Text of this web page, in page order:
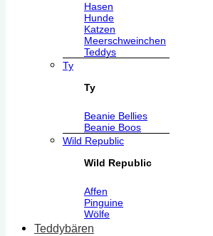
Hasen
Hunde
Katzen
Meerschweinchen
Teddys
Ty
Ty
Beanie Bellies
Beanie Boos
Wild Republic
Wild Republic
Affen
Pinguine
Wölfe
Teddybären